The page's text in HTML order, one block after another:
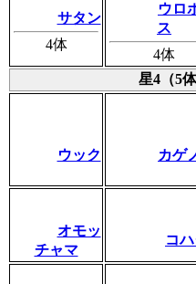
サタン
4体
ウロ
ス
4体
星4（5
ウック カゲ
オモッ
チャマ
コ